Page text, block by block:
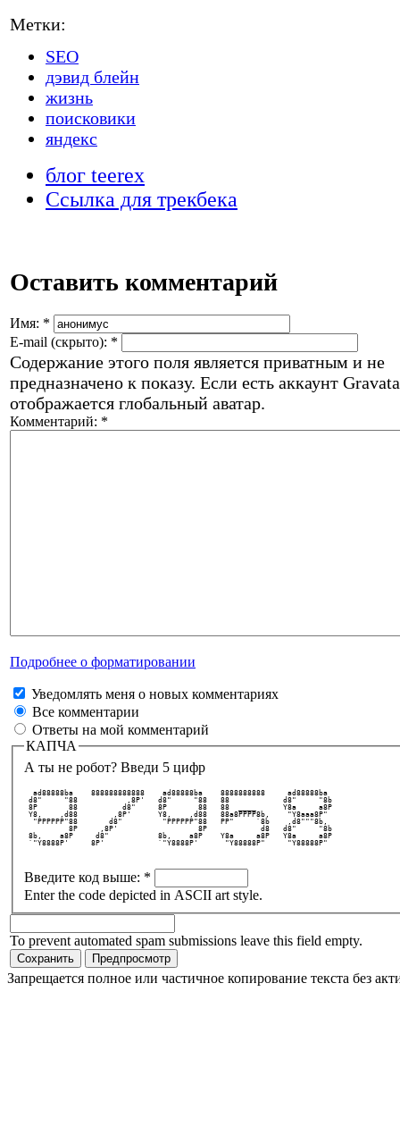
Метки:
SEO
дэвид блейн
жизнь
поисковики
яндекс
блог teerex
Ссылка для трекбека
Оставить комментарий
Имя: *
E-mail (скрыто): *
Содержание этого поля является приватным и не
предназначено к показу. Если есть аккаунт
отображается глобальный аватар.
Комментарий: *
Подробнее о форматировании
Уведомлять меня о новых комментариях
Все комментарии
Ответы на мой комментарий
КАПЧА
А ты не робот? Введи 5 цифр
  ad88888ba    888888888888    ad88888ba    8888888888     ad88888ba
d8"     "88           ,8P'   d8"     "88   88            d8"     "8b
8P       88          d8"     8P       88   88  ____      Y8a     a8P
Y8,    ,d88        ,8P'      Y8,    ,d88   88a8PPPP8b,    "Y8aaa8P"
  "PPPPPP"88       d8"         "PPPPPP"88   PP"     `8b    ,d8"""8b,
          8P     ,8P'                  8P            d8   d8"     "8b
8b,    a8P     d8"           8b,    a8P    Y8a     a8P   Y8a     a8P
`"Y8888P'     8P'            `"Y8888P'      "Y88888P"     "Y88888P"
Введите код выше: *
Enter the code depicted in ASCII art style.
To prevent automated spam submissions leave this field empty.
Запрещается полное или частичное копирование текста без